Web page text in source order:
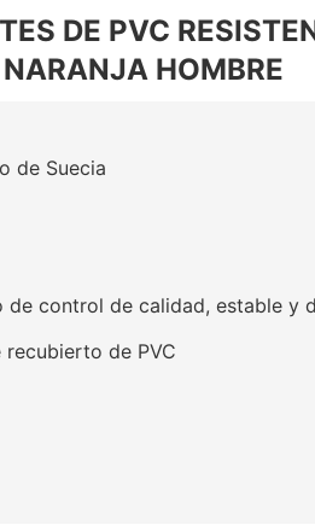
DE PVC
HOMBRE
de Suecia
control de calidad, estable y
de PVC